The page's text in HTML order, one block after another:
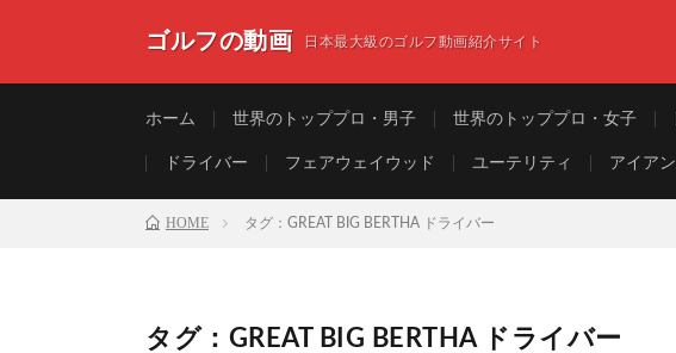
ゴルフの動画 日本最大級のゴルフ動画紹介サイト
ホーム 世界のトッププロ・男子 世界のトッププロ・女子
ドライバー フェアウェイウッド ユーテリティ アイアン
HOME タグ：GREAT BIG BERTHA ドライバー
タグ：GREAT BIG BERTHA ドライバー